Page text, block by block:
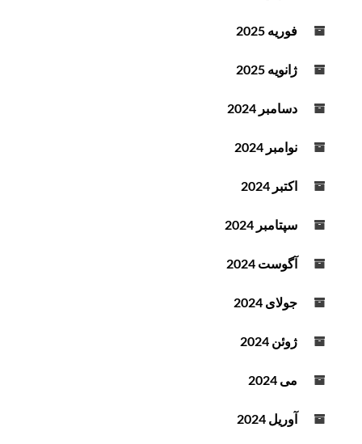
فوریه 2025
ژانویه 2025
دسامبر 2024
نوامبر 2024
اکتبر 2024
سپتامبر 2024
آگوست 2024
جولای 2024
ژوئن 2024
می 2024
آوریل 2024